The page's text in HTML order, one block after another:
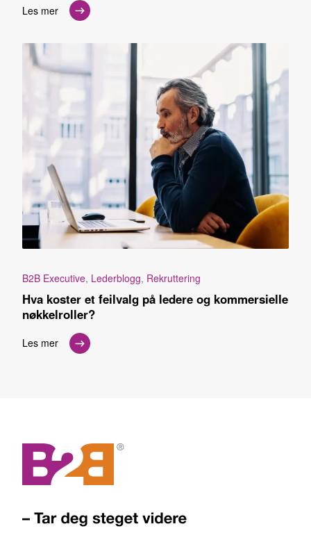
Les mer
B2B Executive, Lederblogg, Rekruttering
Hva koster et feilvalg på ledere og kommersielle
nøkkelroller?
Les mer